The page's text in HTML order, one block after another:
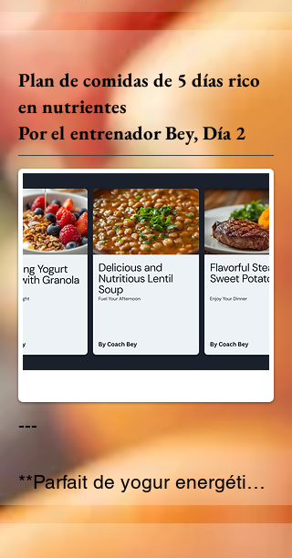
Tazón**
*Ingredientes:*
- 1 plátano
- ½ taza de arándanos
- ½ taza de fresas
- ½ taza de yogur griego
- ¼ taza de granola
- 1 cucharada de semillas de
chía
- ½ taza de leche de
almendras (o la leche de tu
- Miel o agave (opcional,
**Wrap de Pavo Nutritivo
para el Almuerzo**
*Ingredientes:*
Plan de comidas de 5 días rico
en nutrientes
Por el entrenador Bey, Día 2
---
**Parfait de yogur energético
con granola**